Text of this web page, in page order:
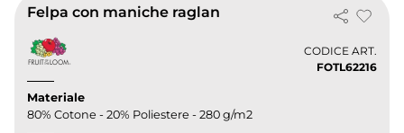
Felpa con maniche raglan
CODICE ART.
FOTL62216
Materiale
80% Cotone - 20% Poliestere - 280 g/m2